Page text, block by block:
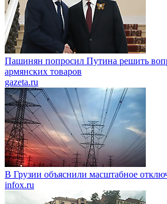
Пашинян попросил Путина решить
армянских товаров
gazeta.ru
В Грузии объяснили масштабное
infox.ru